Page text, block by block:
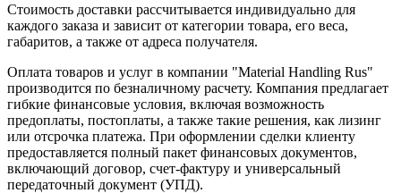
Стоимость доставки рассчитывается индивидуально для
каждого заказа и зависит от категории товара, его веса,
габаритов, а также от адреса получателя.
Оплата товаров и услуг в компании "Material Handling Rus"
производится по безналичному расчету. Компания предлагает
гибкие финансовые условия, включая возможность
предоплаты, постоплаты, а также такие решения, как лизинг
или отсрочка платежа. При оформлении сделки клиенту
предоставляется полный пакет финансовых документов,
включающий договор, счет-фактуру и универсальный
передаточный документ (УПД).